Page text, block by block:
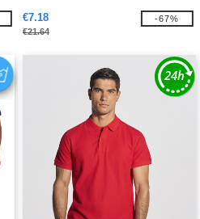
€7.18
€21.64
-67%